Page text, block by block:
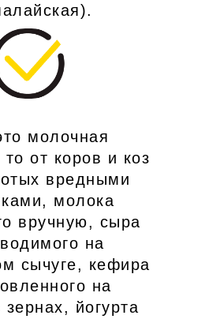
молочная
от коров и коз
вредными
молока
вручную, сыра
на
сычуге, кефира
на
йогурта